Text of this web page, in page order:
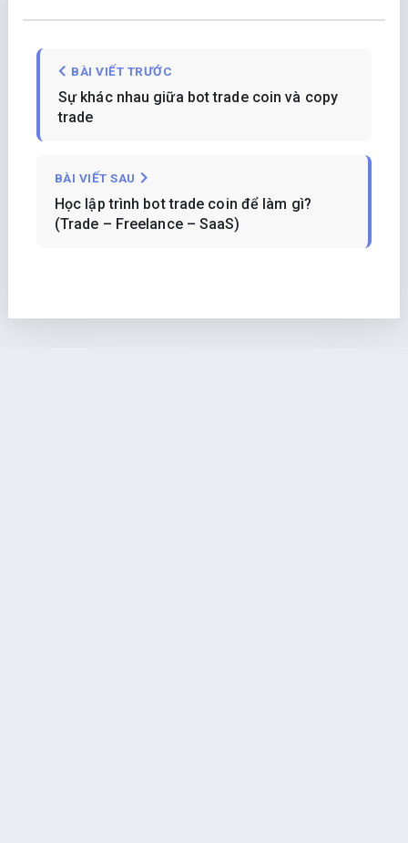
BÀI VIẾT TRƯỚC
Sự khác nhau giữa bot trade coin và copy
trade
BÀI VIẾT SAU
Học lập trình bot trade coin để làm gì?
(Trade – Freelance – SaaS)